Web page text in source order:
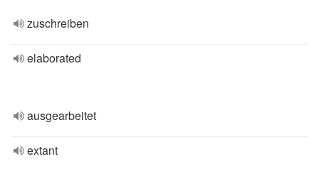
zuschreiben
elaborated
ausgearbeitet
extant